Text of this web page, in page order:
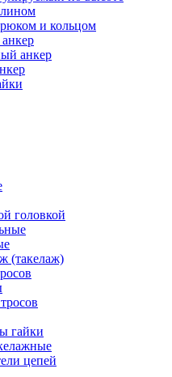
и кольцом
анкер
головкой
(такелаж)
гайки
цепей